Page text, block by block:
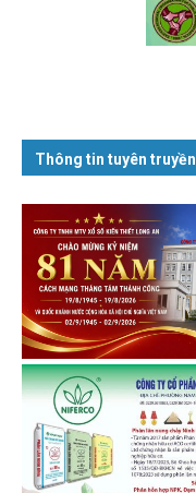
Thông tin tuyên truyền